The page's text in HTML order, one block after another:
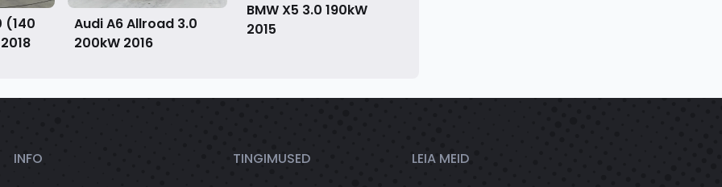
(140
2018
Audi A6 Allroad 3.0
200kW 2016
BMW X5 3.0 190kW
2015
INFO TINGIMUSED LEIA MEID